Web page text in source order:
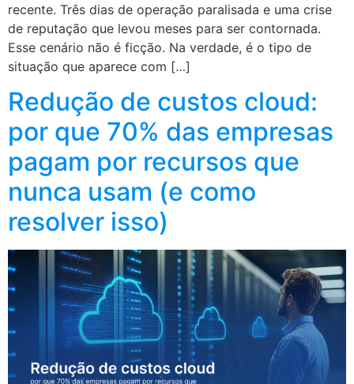
recente. Três dias de operação paralisada e uma crise
de reputação que levou meses para ser contornada.
Esse cenário não é ficção. Na verdade, é o tipo de
situação que aparece com […]
Redução de custos cloud:
por que 70% das empresas
pagam por recursos que
nunca usam (e como
resolver isso)